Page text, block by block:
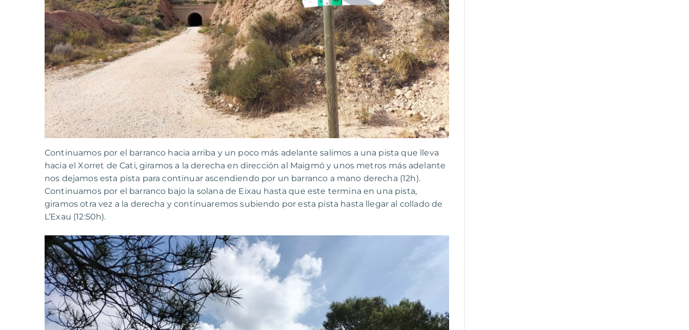
Continuamos por el barranco hacia arriba y un poco más adelante salimos a una pista que lleva
hacia el Xorret de Cati, giramos a la derecha en dirección al Maigmó y unos metros más adelante
nos dejamos esta pista para continuar ascendiendo por un barranco a mano derecha (12h).
Continuamos por el barranco bajo la solana de Eixau hasta que este termina en una pista,
giramos otra vez a la derecha y continuaremos subiendo por esta pista hasta llegar al collado de
L’Exau (12:50h).